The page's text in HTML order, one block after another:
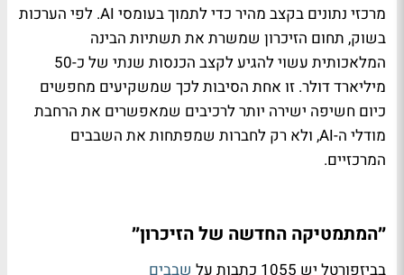
מרכזי נתונים בקצב מהיר כדי לתמוך בעומסי AI. לפי הערכות
בשוק, תחום הזיכרון שמשרת את תשתיות הבינה
המלאכותית עשוי להגיע לקצב הכנסות שנתי של כ-50
מיליארד דולר. זו אחת הסיבות לכך שמשקיעים מחפשים
כיום חשיפה ישירה יותר לרכיבים שמאפשרים את הרחבת
מודלי ה-AI, ולא רק לחברות שמפתחות את השבבים
המרכזיים.
״המתמטיקה החדשה של הזיכרון״
בביזפורטל יש 1055 כתבות על שבבים